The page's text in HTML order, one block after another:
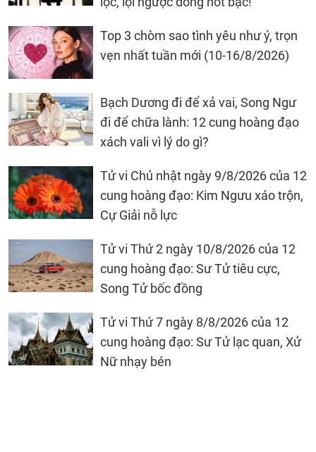
Top 3 chòm sao tình yêu như ý, trọn
vẹn nhất tuần mới (10-16/8/2026)
Bạch Dương đi để xả vai, Song Ngư
đi để chữa lành: 12 cung hoàng đạo
xách vali vì lý do gì?
Tử vi Chủ nhật ngày 9/8/2026 của 12
cung hoàng đạo: Kim Ngưu xáo trộn,
Cự Giải nỗ lực
Tử vi Thứ 2 ngày 10/8/2026 của 12
cung hoàng đạo: Sư Tử tiêu cực,
Song Tử bốc đồng
Tử vi Thứ 7 ngày 8/8/2026 của 12
cung hoàng đạo: Sư Tử lạc quan, Xử
Nữ nhạy bén